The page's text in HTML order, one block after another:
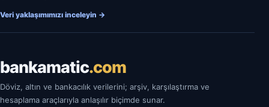
Veri yaklaşımımızı inceleyin →
bankamatic.com
Döviz, altın ve bankacılık verilerini; arşiv, karşılaştırma ve
hesaplama araçlarıyla anlaşılır biçimde sunar.